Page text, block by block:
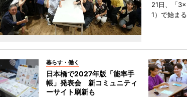
21日、「
1）で始まる
暮らす・働く
日本橋で2027年版「能率手
帳」発表会 新コミュニティ
ーサイト刷新も